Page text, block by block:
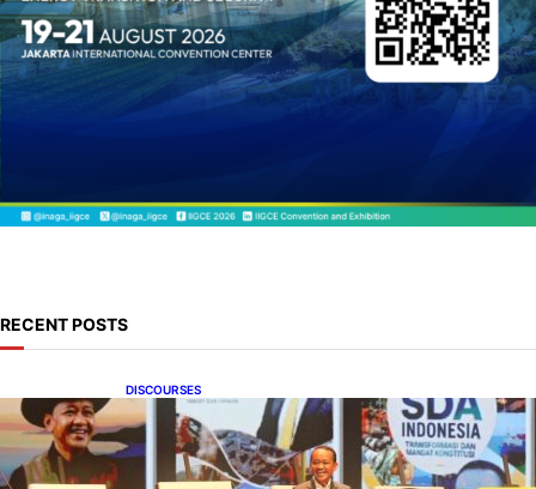
RECENT POSTS
DISCOURSES
Bahlil Luncurkan 10 Buku Rekam Jejak
Kepemimpinan dan Kebijakan